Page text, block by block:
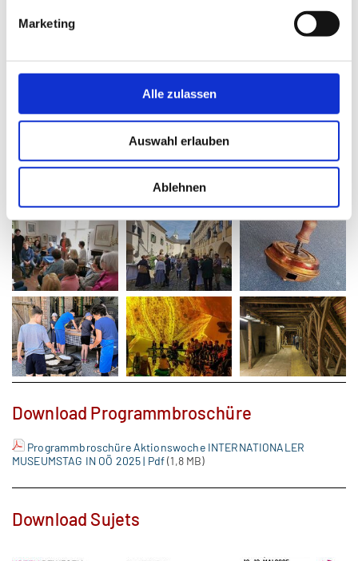
Marketing
Alle zulassen
Auswahl erlauben
Ablehnen
Grieskirchen & Eferding
Download Programmbroschüre
Programmbroschüre Aktionswoche INTERNATIONALER
MUSEUMSTAG IN OÖ 2025 | Pdf(1,8 MB)
Download Sujets